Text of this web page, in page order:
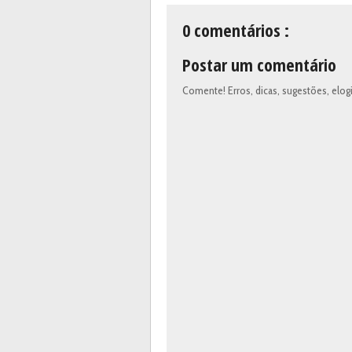
0 comentários :
Postar um comentário
Comente! Erros, dicas, sugestões,